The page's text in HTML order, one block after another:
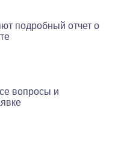
подробный отчет о
вопросы и